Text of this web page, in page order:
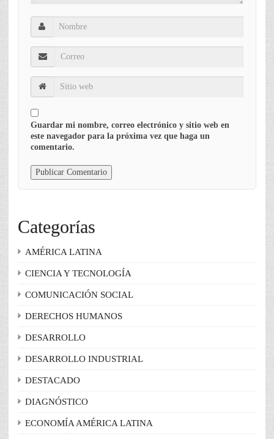
Guardar mi nombre, correo electrónico y sitio web en
este navegador para la próxima vez que haga un
comentario.
Categorías
AMÉRICA LATINA
CIENCIA Y TECNOLOGÍA
COMUNICACIÓN SOCIAL
DERECHOS HUMANOS
DESARROLLO
DESARROLLO INDUSTRIAL
DESTACADO
DIAGNÓSTICO
ECONOMÍA AMÉRICA LATINA